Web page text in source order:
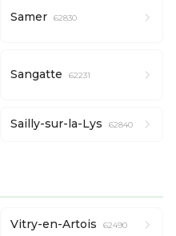
Samer 62830
Sangatte 62231
Sailly-sur-la-Lys 62840
Vitry-en-Artois 62490